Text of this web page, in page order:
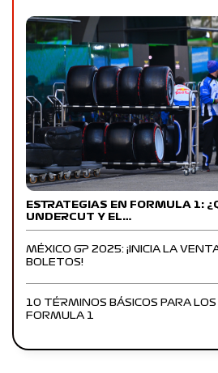
ESTRATEGIAS EN FORMULA 1:
UNDERCUT Y EL…
MÉXICO GP 2025: ¡INICIA LA
BOLETOS!
10 TÉRMINOS BÁSICOS PARA
FORMULA 1